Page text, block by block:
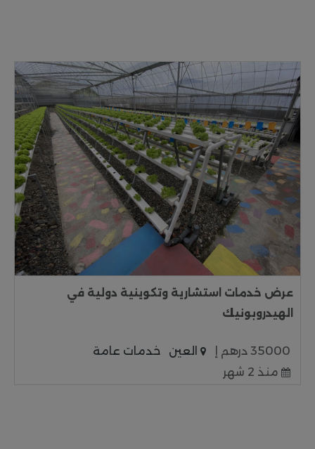
عرض خدمات استشارية وتكوينية دولية في
الهيدروبونيك
35000 درهم إ العين
خدمات عامة
منذ 2 شهر